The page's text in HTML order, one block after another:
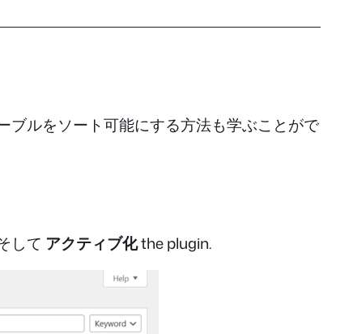
ブルをソート可能にする方法も学ぶことがで
して アクティブ化the plugin.